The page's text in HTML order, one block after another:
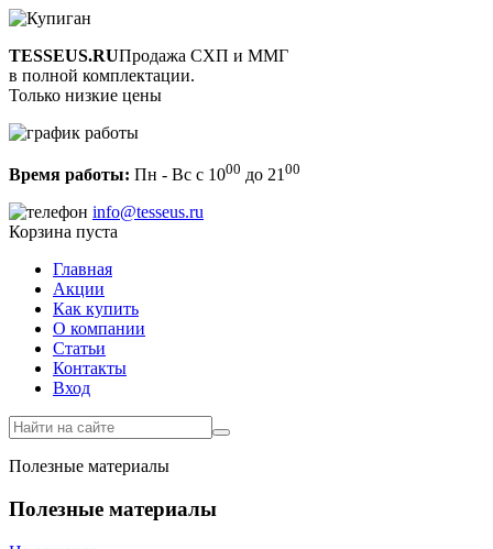
TESSEUS.RUПродажа СХП и ММГ
в полной комплектации.
Только низкие цены
Время работы: Пн - Вс с 1000 до 21 00
info@tesseus.ru
Корзина пуста
Главная
Акции
Как купить
О компании
Статьи
Контакты
Вход
Полезные материалы
Полезные материалы